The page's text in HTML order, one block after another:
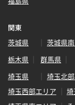
関東
茨城県
茨城県
栃木県
群馬県
埼玉県
埼玉北
埼玉西部エリア